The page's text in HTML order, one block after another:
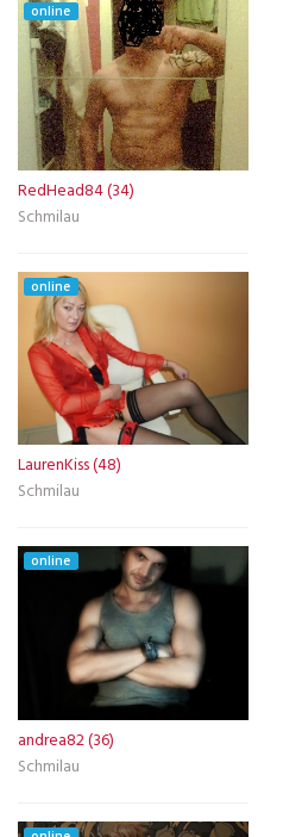
online
RedHead84 (34)
Schmilau
online
LaurenKiss (48)
Schmilau
online
andrea82 (36)
Schmilau